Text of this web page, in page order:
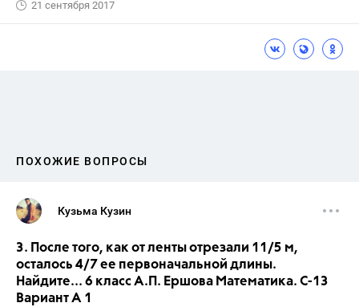
21 сентября 2017
ПОХОЖИЕ ВОПРОСЫ
Кузьма Кузин
3. После того, как от ленты отрезали 11/5 м,
осталось 4/7 ее первоначальной длины.
Найдите... 6 класс А.П. Ершова Математика. С-13
Вариант А 1